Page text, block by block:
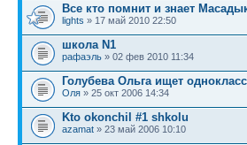
Все кто помнит и знает
lights » 17 май 2010 22:50
школа N1
рафаэль » 02 фев 2010 11:34
Голубева Ольга ищет
Оля » 25 окт 2006 14:34
Kto okonchil #1 shkolu
azamat » 23 май 2006 10:10